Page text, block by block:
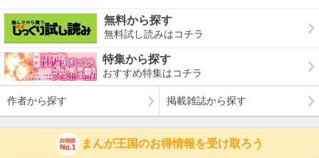
無料から探す
無料試し読みはコチラ
特集から探す
おすすめ特集はコチラ
作者から探す 掲載雑誌から探す
まんが王国のお得情報を受け取ろう